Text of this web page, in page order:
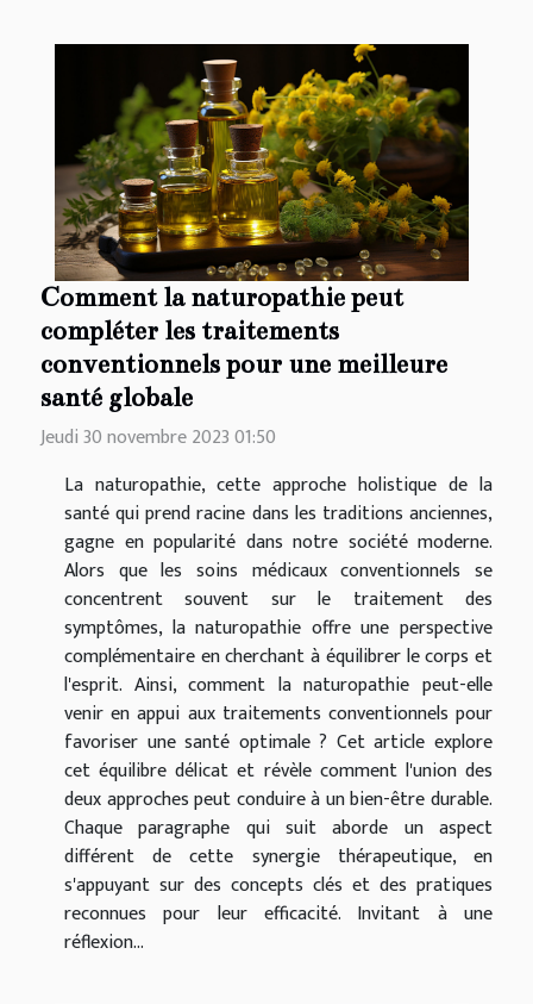
Comment la naturopathie peut
compléter les traitements
conventionnels pour une meilleure
santé globale
Jeudi 30 novembre 2023 01:50
La naturopathie, cette approche holistique de la
santé qui prend racine dans les traditions anciennes,
gagne en popularité dans notre société moderne.
Alors que les soins médicaux conventionnels se
concentrent souvent sur le traitement des
symptômes, la naturopathie offre une perspective
complémentaire en cherchant à équilibrer le corps et
l'esprit. Ainsi, comment la naturopathie peut-elle
venir en appui aux traitements conventionnels pour
favoriser une santé optimale ? Cet article explore
cet équilibre délicat et révèle comment l'union des
deux approches peut conduire à un bien-être durable.
Chaque paragraphe qui suit aborde un aspect
différent de cette synergie thérapeutique, en
s'appuyant sur des concepts clés et des pratiques
reconnues pour leur efficacité. Invitant à une
réflexion...